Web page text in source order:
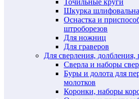
Шкурка
Оснастка и
штроборезов
Для ножниц
Для граверов
Для сверления,
Сверла и наборы
Буры и долота для
молотков
Коронки, наборы